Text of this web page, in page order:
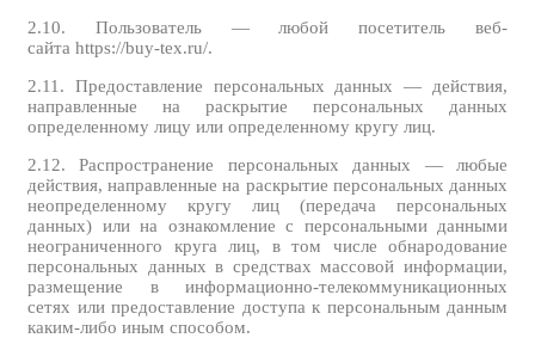
2.10. Пользователь — любой посетитель веб-
сайта https://buy-tex.ru/.
2.11. Предоставление персональных данных — действия,
направленные на раскрытие персональных данных
определенному лицу или определенному кругу лиц.
2.12. Распространение персональных данных — любые
действия, направленные на раскрытие персональных данных
неопределенному кругу лиц (передача персональных
данных) или на ознакомление с персональными данными
неограниченного круга лиц, в том числе обнародование
персональных данных в средствах массовой информации,
размещение в информационно-телекоммуникационных
сетях или предоставление доступа к персональным данным
каким-либо иным способом.